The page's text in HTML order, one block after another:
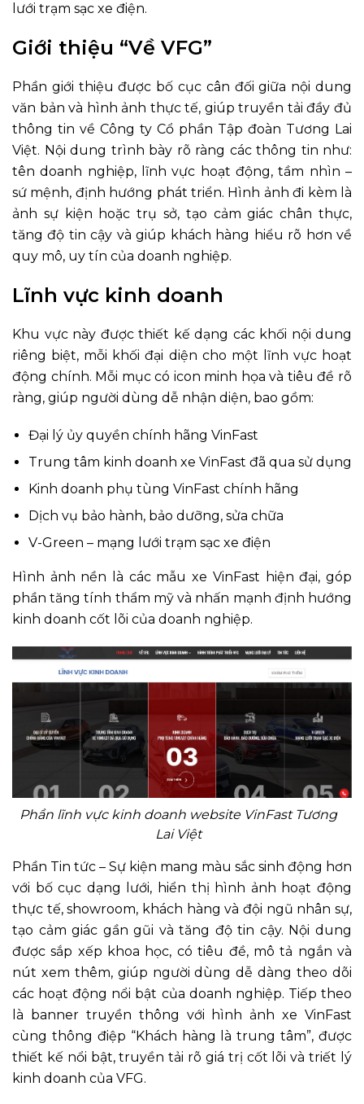
lưới trạm sạc xe điện.
Giới thiệu “Về VFG”
Phần giới thiệu được bố cục cân đối giữa nội dung
văn bản và hình ảnh thực tế, giúp truyền tải đầy đủ
thông tin về Công ty Cổ phần Tập đoàn Tương Lai
Việt. Nội dung trình bày rõ ràng các thông tin như:
tên doanh nghiệp, lĩnh vực hoạt động, tầm nhìn –
sứ mệnh, định hướng phát triển. Hình ảnh đi kèm là
ảnh sự kiện hoặc trụ sở, tạo cảm giác chân thực,
tăng độ tin cậy và giúp khách hàng hiểu rõ hơn về
quy mô, uy tín của doanh nghiệp.
Lĩnh vực kinh doanh
Khu vực này được thiết kế dạng các khối nội dung
riêng biệt, mỗi khối đại diện cho một lĩnh vực hoạt
động chính. Mỗi mục có icon minh họa và tiêu đề rõ
ràng, giúp người dùng dễ nhận diện, bao gồm:
Đại lý ủy quyền chính hãng VinFast
Trung tâm kinh doanh xe VinFast đã qua sử dụng
Kinh doanh phụ tùng VinFast chính hãng
Dịch vụ bảo hành, bảo dưỡng, sửa chữa
V-Green – mạng lưới trạm sạc xe điện
Hình ảnh nền là các mẫu xe VinFast hiện đại, góp
phần tăng tính thẩm mỹ và nhấn mạnh định hướng
kinh doanh cốt lõi của doanh nghiệp.
Phần lĩnh vực kinh doanh website VinFast Tương
Lai Việt
Phần Tin tức – Sự kiện mang màu sắc sinh động hơn
với bố cục dạng lưới, hiển thị hình ảnh hoạt động
thực tế, showroom, khách hàng và đội ngũ nhân sự,
tạo cảm giác gần gũi và tăng độ tin cậy. Nội dung
được sắp xếp khoa học, có tiêu đề, mô tả ngắn và
nút xem thêm, giúp người dùng dễ dàng theo dõi
các hoạt động nổi bật của doanh nghiệp. Tiếp theo
là banner truyền thông với hình ảnh xe VinFast
cùng thông điệp “Khách hàng là trung tâm”, được
thiết kế nổi bật, truyền tải rõ giá trị cốt lõi và triết lý
kinh doanh của VFG.